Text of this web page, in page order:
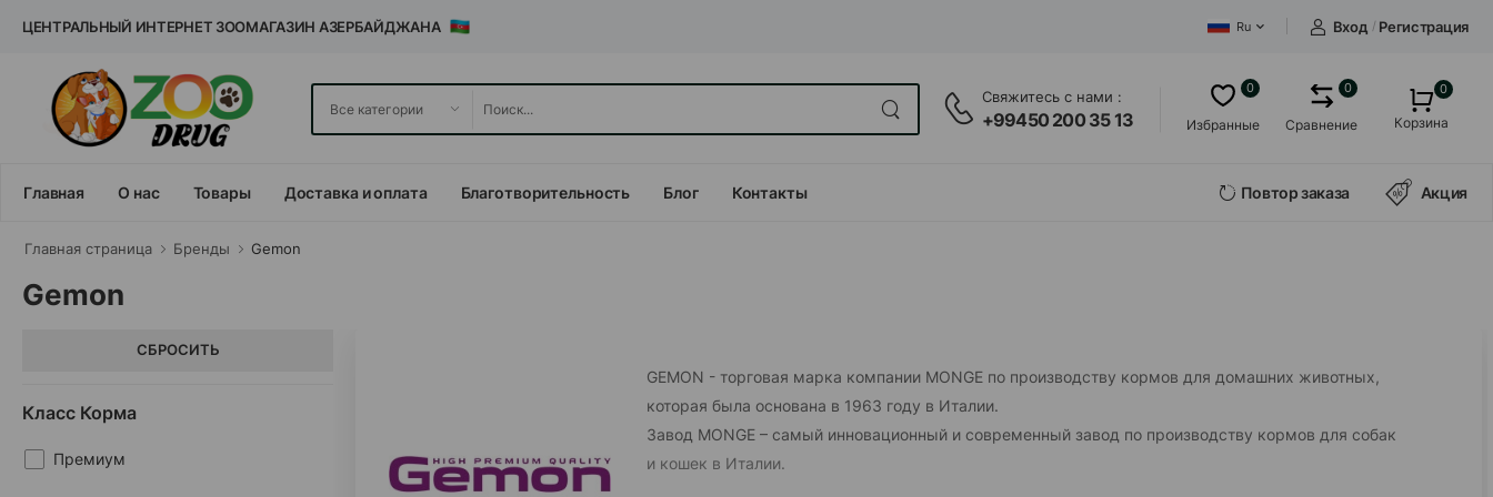
ЦЕНТРАЛЬНЫЙ ИНТЕРНЕТ ЗООМАГАЗИН АЗЕРБАЙДЖАНА Ru Вход / Регистрация
Свяжитесь с нами :
+99450 200 35 13 Избранные
0
Сравнение
0 0
Корзина
Главная О нас Товары Доставка и оплата Благотворительность Блог Контакты Повтор заказа Акция
Главная cтраница Бренды Gemon
Gemon
СБРОСИТЬ
Класс Корма
Премиум
GEMON - торговая марка компании MONGE по производству кормов для домашних животных,
которая была основана в 1963 году в Италии.
Завод MONGE – самый инновационный и современный завод по производству кормов для собак
и кошек в Италии.